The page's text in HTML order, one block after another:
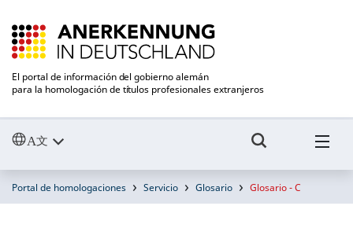
El portal de información del gobierno alemán
para la homologación de títulos profesionales extranjeros
Portal de homologaciones Servicio Glosario Glosario - C